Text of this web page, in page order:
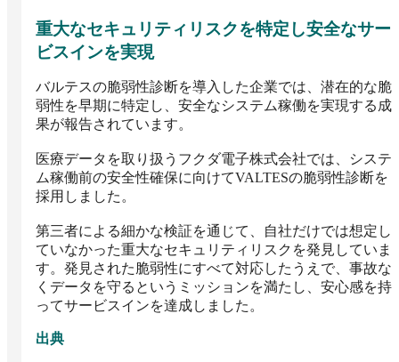
重大なセキュリティリスクを特定し安全なサー
ビスインを実現
バルテスの脆弱性診断を導入した企業では、潜在的な脆
弱性を早期に特定し、安全なシステム稼働を実現する成
果が報告されています。
医療データを取り扱うフクダ電子株式会社では、システ
ム稼働前の安全性確保に向けてVALTESの脆弱性診断を
採用しました。
第三者による細かな検証を通じて、自社だけでは想定し
ていなかった重大なセキュリティリスクを発見していま
す。発見された脆弱性にすべて対応したうえで、事故な
くデータを守るというミッションを満たし、安心感を持
ってサービスインを達成しました。
出典